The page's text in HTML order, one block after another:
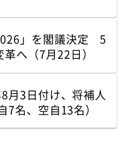
」を閣議決定 5
へ（7月22日）
3日付け、将補人
7名、空自13名）